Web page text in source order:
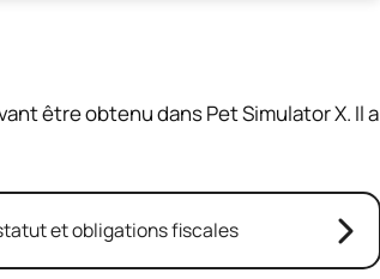
être obtenu dans Pet Simulator X. Il a
et obligations fiscales